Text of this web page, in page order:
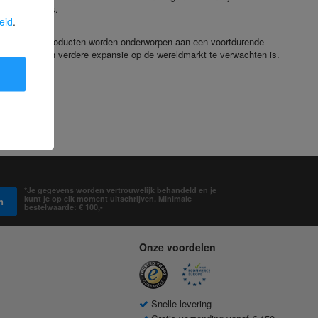
prestaties.
alle producten worden onderworpen aan een voortdurende
een verdere expansie op de wereldmarkt te verwachten is.
*Je gegevens worden vertrouwelijk behandeld en je
kunt je op elk moment uitschrijven. Minimale
bestelwaarde: € 100,-
Onze voordelen
Snelle levering
.